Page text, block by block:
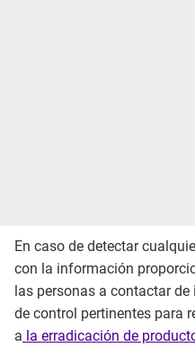
En caso de detectar
con la información
las personas a contactar
de control pertinentes para
a la erradicación de